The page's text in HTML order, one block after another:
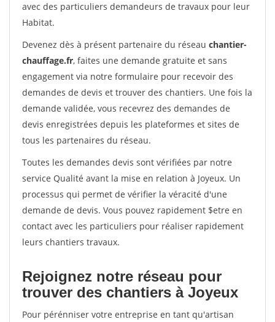
avec des particuliers demandeurs de travaux pour leur
Habitat.
Devenez dès à présent partenaire du réseau chantier-
chauffage.fr, faites une demande gratuite et sans
engagement via notre formulaire pour recevoir des
demandes de devis et trouver des chantiers. Une fois la
demande validée, vous recevrez des demandes de
devis enregistrées depuis les plateformes et sites de
tous les partenaires du réseau.
Toutes les demandes devis sont vérifiées par notre
service Qualité avant la mise en relation à Joyeux. Un
processus qui permet de vérifier la véracité d'une
demande de devis. Vous pouvez rapidement $etre en
contact avec les particuliers pour réaliser rapidement
leurs chantiers travaux.
Rejoignez notre réseau pour
trouver des chantiers à Joyeux
Pour pérénniser votre entreprise en tant qu'artisan